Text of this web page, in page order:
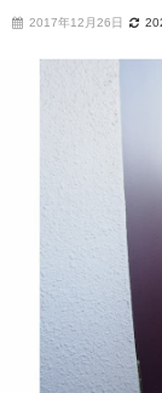
2017年12月26日